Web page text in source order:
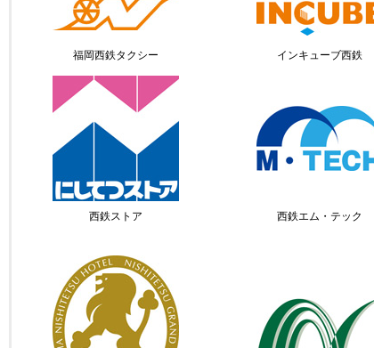
福岡西鉄タクシー インキューブ西鉄
西鉄ストア 西鉄エム・テック